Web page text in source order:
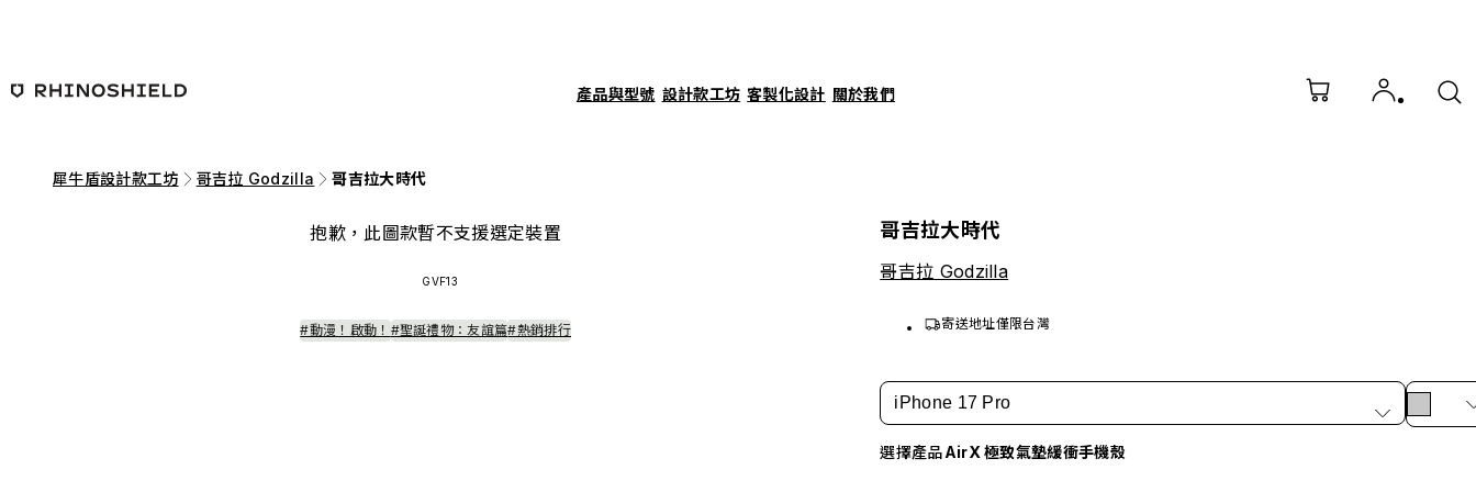
產品與型號 設計款工坊 客製化設計 關於我們
犀牛盾設計款工坊 哥吉拉 Godzilla 哥吉拉大時代
抱歉，此圖款暫不支援選定裝置
GVF13
#動漫！啟動！ #聖誕禮物：友誼篇#熱銷排行
哥吉拉大時代
哥吉拉 Godzilla
寄送地址僅限台灣
iPhone 17 Pro
選擇產品AirX 極致氣墊緩衝手機殼